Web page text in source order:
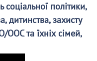
соціальної політики,
дитинства, захисту
ООС та їхніх сімей,